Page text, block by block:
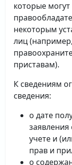
которые
некоторым
лиц
приставам).
К сведениям
сведения:
о дате
заявления
учете и
прав и
о